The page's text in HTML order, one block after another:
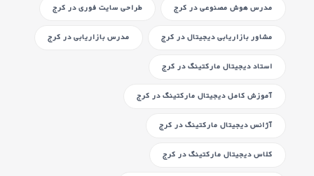
مدرس هوش مصنوعیدر کرج طراحی سایت فوریدر کرج
مشاور بازاریابی دیجیتالدر کرج مدرس بازاریابیدر کرج
استاد دیجیتال مارکتینگدر کرج
آموزش کامل دیجیتال مارکتینگدر کرج
آژانس دیجیتال مارکتینگدر کرج
کلاس دیجیتال مارکتینگدر کرج